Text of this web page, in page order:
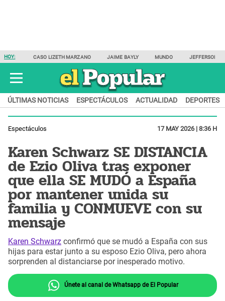
HOY: CASO LIZETH MARZANO JAIME BAYLY MUNDO JEFFERSON
ÚLTIMAS NOTICIAS ESPECTÁCULOS ACTUALIDAD DEPORTES
Espectáculos 17 MAY 2026 | 8:36 H
Karen Schwarz SE DISTANCIA
de Ezio Oliva tras exponer
que ella SE MUDÓ a España
por mantener unida su
familia y CONMUEVE con su
mensaje
Karen Schwarz confirmó que se mudó a España con sus
hijas para estar junto a su esposo Ezio Oliva, pero ahora
sorprenden al distanciarse por inesperado motivo.
Únete al canal de Whatsapp de El Popular